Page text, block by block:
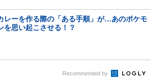
レーを作る際の「ある手順」が…あのポケモ
を思い起こさせる！？
Recommended by